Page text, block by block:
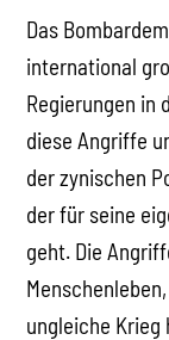
Das
international
Regierungen in
diese Angriffe
der zynischen
der für seine
geht. Die
ungleiche